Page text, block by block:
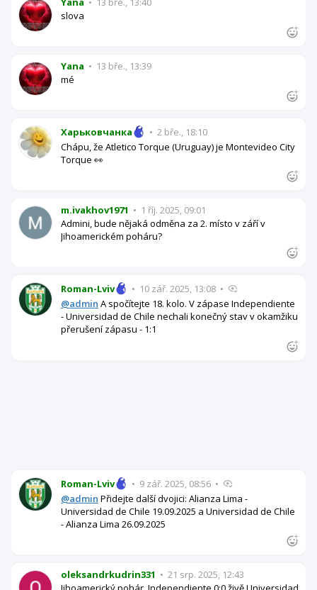
slova
Yana • 13 bře., 13:39
mé
Харьковчанка • 2 bře., 18:10
Chápu, že Atletico Torque (Uruguay) je Montevideo City
Torque 👀
m.ivakhov1971 • 1 říj. 2025, 09:01
Admini, bude nějaká odměna za 2. místo v září v
Jihoamerickém poháru?
Roman-Lviv • 10 zář. 2025, 13:08 •
@admin A spočítejte 18. kolo. V zápase Independiente
- Universidad de Chile nechali konečný stav v okamžiku
přerušení zápasu - 1:1
Roman-Lviv • 9 zář. 2025, 08:56 •
@admin Přidejte další dvojici: Alianza Lima -
Universidad de Chile 19.09.2025 a Universidad de Chile
- Alianza Lima 26.09.2025
oleksandrkudrin331 • 21 srp. 2025, 12:43